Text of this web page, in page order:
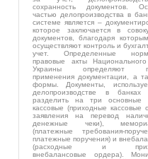
сохранность документов.
частью делопроизводства в
системе является –
которое заключается в
документов, благодаря
осуществляют контроль и
учет. Определенные
правовые акты
Украины определяют
применения документации, а
формы. Документы,
делопроизводстве в банках
разделить на три основные
кассовые (приходные кассовые
заявления на перевод
денежные чеки),
(платежные требования-
платежные поручения) и
(расходные и
внебалансовые ордера).